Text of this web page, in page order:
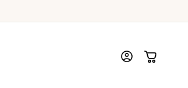
ConnexionPanier